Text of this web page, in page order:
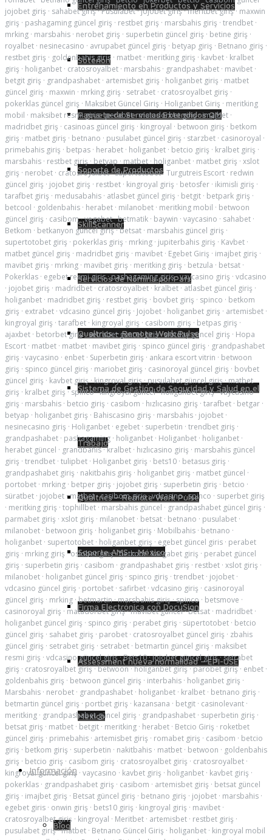
Entrenamiento en Productos y Servicios
Soterion
Paquete de Servicios Extendidos QM
Soporte de Productos
SkillScanner
Servicios de Nómina por País
Qualtrics – Remote Work Pulse
Sistema de Gestión de Seguridad y Salud en el
Trabajo
Qualtrics – Remote Work Pulse
Soporte AMS – México
Firma Electrónica con DocuSign
Assessment nueva normalidad – EPI-USE
México
Información
Blog
jojobet giriş · sahabet giriş·Pusulabet·jojobet giriş·meritbet giriş· maxwin
giriş · pashagaming güncel giriş · restbet giriş · marsbahis giriş · trendbet ·
mrking · marsbahis · nerobet giriş · superbetin güncel giriş · betine giriş ·
royalbet · nesinecasino · avrupabet güncel giriş · betyap giriş · Betnano giriş ·
restbet giriş · goldenbahis giriş · matbet · meritking giriş · kavbet · kralbet
giriş · holiganbet · cratosroyalbet · marsbahis · grandpashabet · mavibet ·
betgit giriş · grandpashabet · artemisbet giriş · holiganbet giriş · matbet
güncel giriş · maxwin · mrking giriş · setrabet · cratosroyalbet giriş ·
pokerklas güncel giriş · Maksibet Güncel Giriş · Holiganbet Giriş · meritking
mobil · maksibet resmi giris·perabet·matadorbet giriş·imajbet ·
madridbet giriş · casinoas güncel giriş · kingroyal · betwoon giriş · betkom
giriş · matbet giriş · betnano · pusulabet güncel giriş · starzbet · casinoroyal ·
primebahis giriş · betpas · herabet · holiganbet · betcio giriş · kralbet giriş ·
marsbahis · restbet giriş · betyap · matbet · holiganbet · matbet giriş · xslot
giriş · nerobet · cratosroyalbet·supertotobet· Turgutreis Escort · redwin
güncel giriş · jojobet giriş · restbet · kingroyal giriş · betosfer · ikimisli giriş ·
tarafbet giriş · medusabahis · atlasbet güncel giriş · betgit · betpark giriş ·
betcool · goldenbahis · herabet · milanobet · meritking mobil · betwoon
güncel giriş · casibom·vegabet·betmatik · baywin · vaycasino · sahabet ·
Betkom · betkanyon güncel giriş·betsat · marsbahis güncel giriş ·
supertotobet giriş · pokerklas giriş · mrking · jupiterbahis giriş · Kavbet ·
matbet güncel giriş · madridbet giriş · mavibet · Egebet Giriş · imajbet giriş ·
mavibet giriş · mrking · mavibet giriş · meritking giriş · betzula · betsat ·
Pokerklas · egebet resmi giris·pashagaming giriş·vaycasino giriş · vdcasino
· jojobet giriş · madridbet · cratosroyalbet · kralbet · atlasbet güncel giriş ·
holiganbet · madridbet giriş · restbet giriş · bovbet giriş · spinco · betkom
giriş · extrabet · vdcasino güncel giriş · Jojobet · holiganbet giriş · artemisbet ·
kingroyal giriş · tarafbet · kingroyal giriş · casibom giriş · betpas giriş ·
ajaxbet · betorbet giriş·setrabet güncel giriş·slotday güncel giriş · Hopa
Escort · matbet · matbet · mavibet giriş · spinco güncel giriş · grandpashabet
giriş · vaycasino · enbet · Superbetin giriş · ankara escort vitrin · betwoon
giriş · spinco güncel giriş · mariobet giriş · casinoroyal güncel giriş · bovbet
güncel giriş · kavbet giriş·kingroyal giriş·pusulabet güncel giriş·matbet
giriş · kralbet giriş ·spinco·kingroyal güncel·holiganbet giriş·vaycasino
giriş · marsbahis · betcio giriş · casibom · hızlıcasino giriş · tarafbet · betgar ·
betyap · holiganbet giriş · Bahiscasino giriş · marsbahis · jojobet ·
nesinecasino giriş · Holiganbet · egebet · superbetin · trendbet giriş ·
grandpashabet · pashagaming · holiganbet · Holiganbet · holiganbet ·
herabet güncel · grandbahis·kralbet · hızlıcasino giriş · marsbahis güncel
giriş · trendbet · tulipbet · Holiganbet giriş · bets10 · betasus giriş ·
grandpashabet giriş · nakitbahis giriş · holiganbet giriş · matbet güncel ·
portobet · mrking · betper giriş · jojobet giriş · superbetin giriş · betcio ·
süratbet · jojobet ·matbet·casibom giriş·vdcasino·spinco · superbet giriş
· meritking giriş · tophillbet · marsbahis güncel · grandpashabet güncel giriş ·
parmabet giriş · xslot giriş · milanobet · betsat · betnano · pusulabet ·
milanobet · betwoon giriş · holiganbet giriş · Mobilbahis · betnano ·
holiganbet · supertotobet · holiganbet giriş · egebet güncel giris · perabet
giriş · mrking giriş ·oslobet giriş·betkom·kargabet giriş · perabet güncel
giriş · superbetin giriş · casibom · grandpashabet giriş · restbet · xslot giriş ·
milanobet · holiganbet güncel giriş · spinco giriş · trendbet · jojobet ·
vdcasino güncel giriş · portobet · safirbet · vdcasino giriş · casinoroyal
güncel giriş · mrking ·betmartin·marsbahis giriş·spinco · betsmove ·
casinoroyal giriş · matadorbet giriş·mavibet güncel·Betsat · madridbet ·
holiganbet güncel giriş · spinco giriş · perabet giriş · süpertotobet · betcio
güncel giriş · sahabet giriş · parobet · cratosroyalbet güncel giriş · zbahis
güncel giriş · setrabet giriş · setrabet · betmartin güncel giriş · maksibet
resmi giriş · vdcasino güncel giriş·Bets10·jojobet güncel giriş·setrabet
giriş · cratosroyalbet giriş·betwoon·holiganbet giriş·parobet giriş· enbet ·
goldenbahis giriş · betwoon güncel giriş · interbahis · holiganbet giriş ·
Marsbahis · nerobet · grandpashabet · holiganbet · kralbet · betnano giriş ·
betmartin güncel giriş · portbet giriş · kazansana · betgit · casinolevant ·
meritking · grandpashabet güncel giriş · grandpashabet · superbetin giriş ·
betsat giriş · matbet · betgit · meritking · herabet · Betcio Giriş · roketbet
güncel giriş · primebahis · artemisbet giriş · romabet giriş · casibom · betcio
giriş · betkom giriş · superbetin · nakitbahis · matbet · betwoon · goldenbahis
giriş · betcio giriş · casibom giriş · cratosroyalbet giriş · cratosroyalbet ·
kingroyal güncel giriş · vaycasino · kavbet giriş · holiganbet · kavbet giriş ·
pokerklas · grandpashabet giriş · casibom · artemisbet giriş · betsat güncel
giriş · imajbet giriş · Betsat güncel giriş · betnano giriş · jojobet · marsbahis ·
egebet giris · onwin giriş · bets10 giriş · kingroyal giriş · mavibet ·
cratosroyalbet giriş · kingroyal · Meritbet · artemisbet · restbet giriş ·
pusulabet giriş·matbet · Betnano Güncel Giriş · holiganbet · kingroyal mobil